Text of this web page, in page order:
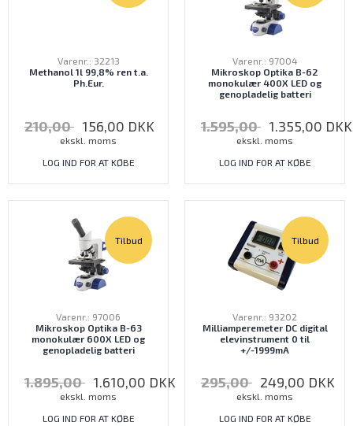
Varenr.: 32213
Methanol 1l 99,8% ren t.a.
Ph.Eur.
210,00 156,00 DKK
ekskl. moms
LOG IND FOR AT KØBE
Varenr.: 97004
Mikroskop Optika B-62
monokulær 400X LED og
genopladelig batteri
1.595,00 1.355,00 DKK
ekskl. moms
LOG IND FOR AT KØBE
Tilbud
Varenr.: 97006
Mikroskop Optika B-63
monokulær 600X LED og
genopladelig batteri
1.895,00 1.610,00 DKK
ekskl. moms
LOG IND FOR AT KØBE
Tilbud
Varenr.: 93202
Milliamperemeter DC digital
elevinstrument 0 til
+/-1999mA
295,00 249,00 DKK
ekskl. moms
LOG IND FOR AT KØBE